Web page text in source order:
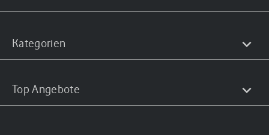
Kategorien
Top Angebote